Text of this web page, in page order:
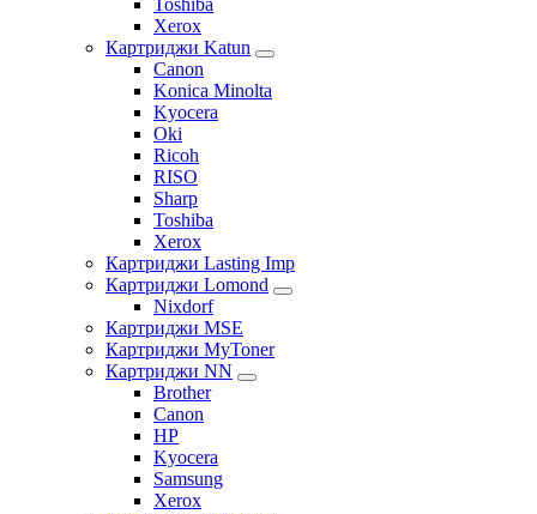
Toshiba
Xerox
Картриджи Katun
Canon
Konica Minolta
Kyocera
Oki
Ricoh
RISO
Sharp
Toshiba
Xerox
Картриджи Lasting Imp
Картриджи Lomond
Nixdorf
Картриджи MSE
Картриджи MyToner
Картриджи NN
Brother
Canon
HP
Kyocera
Samsung
Xerox